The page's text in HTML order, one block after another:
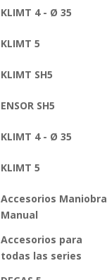
KLIMT 4 - Ø 35
KLIMT 5
KLIMT SH5
ENSOR SH5
KLIMT 4 - Ø 35
KLIMT 5
Accesorios Maniobra
Manual
Accesorios para
todas las series